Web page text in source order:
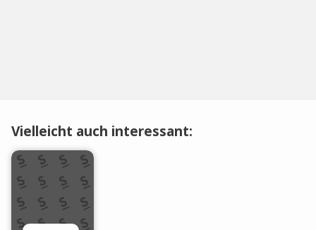
Vielleicht auch interessant: